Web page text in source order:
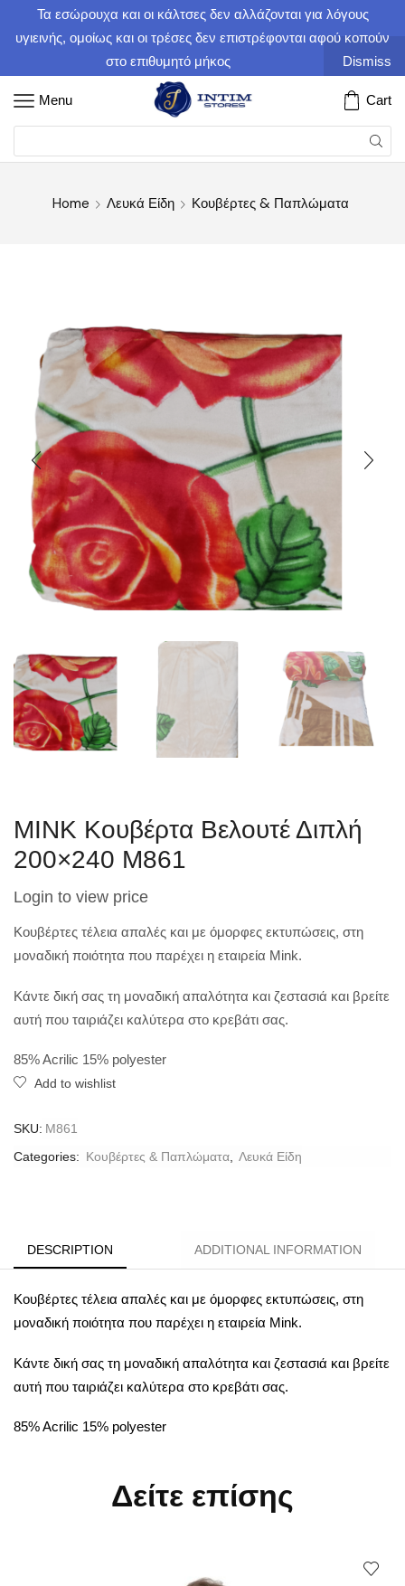
Τα εσώρουχα και οι κάλτσες δεν αλλάζονται για λόγους
υγιεινής, ομοίως και οι τρέσες δεν επιστρέφονται αφού κοπούν
στο επιθυμητό μήκος
Dismiss
Menu Cart
Home Λευκά Είδη Κουβέρτες & Παπλώματα
MINK Κουβέρτα Βελουτέ Διπλή
200×240 M861
Login to view price
Κουβέρτες τέλεια απαλές και με όμορφες εκτυπώσεις, στη
μοναδική ποιότητα που παρέχει η εταιρεία Mink.
Κάντε δική σας τη μοναδική απαλότητα και ζεστασιά και βρείτε
αυτή που ταιριάζει καλύτερα στο κρεβάτι σας.
85% Acrilic 15% polyester
Add to wishlist
SKU: M861
Categories: Κουβέρτες & Παπλώματα, Λευκά Είδη
DESCRIPTION ADDITIONAL INFORMATION
Κουβέρτες τέλεια απαλές και με όμορφες εκτυπώσεις, στη
μοναδική ποιότητα που παρέχει η εταιρεία Mink.
Κάντε δική σας τη μοναδική απαλότητα και ζεστασιά και βρείτε
αυτή που ταιριάζει καλύτερα στο κρεβάτι σας.
85% Acrilic 15% polyester
Δείτε επίσης